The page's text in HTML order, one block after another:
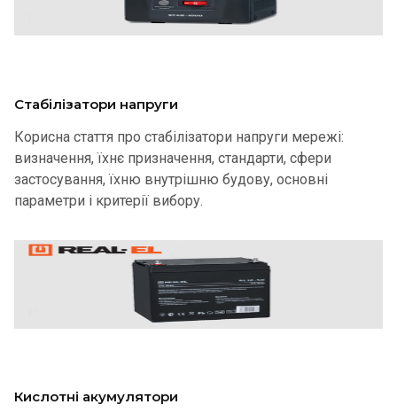
Стабілізатори напруги
Корисна стаття про стабілізатори напруги мережі:
визначення, їхнє призначення, стандарти, сфери
застосування, їхню внутрішню будову, основні
параметри і критерії вибору.
Кислотні акумулятори